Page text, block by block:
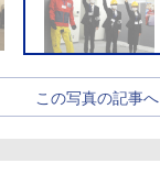
この写真の記事へ